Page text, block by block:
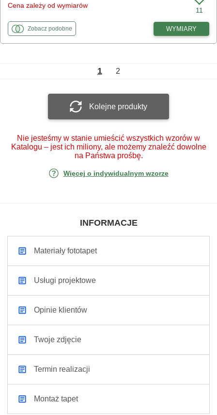
Cena zależy od wymiarów
11
Zobaczfototapety
podobnedo Kwiaty jaśminu na tkaninie WYMIARY
1 2
Kolejne produkty
Nie jesteśmy w stanie umieścić wszystkich wzorów w
Katalogu – jest ich miliony, ale możemy znaleźć dowolne
na Państwa prośbę.
Więcej o indywidualnym wzorze
INFORMACJE
Materiały fototapet
Usługi projektowe
Opinie klientów
Twoje zdjęcie
Termin realizacji
Montaż tapet